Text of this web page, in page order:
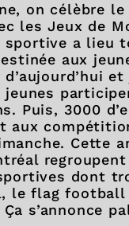
on célèbre
les Jeux de
a lieu
aux
et
jeunes
Puis, 3000
aux
Cette
regroupent
dont
le flag football
s’annonce